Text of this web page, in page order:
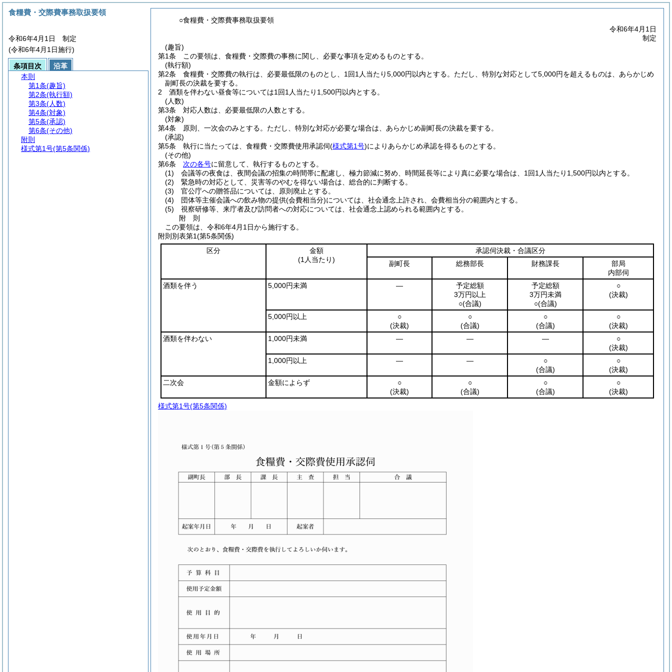
○食糧費・交際費事務取扱要領
令和6年4月1日
制定
(趣旨)
第1条
この要領は、食糧費・交際費の事務に関し、必要な事項を定めるものとする。
(執行額)
第2条
食糧費・交際費の執行は、必要最低限のものとし、1回1人当たり5,000円以内とする。 ただし、特別な対応として5,000円を超えるものは、あらかじめ
副町長の決裁を要する。
2
酒類を伴わない昼食等については1回1人当たり1,500円以内とする。
(人数)
第3条
対応人数は、必要最低限の人数とする。
(対象)
第4条
原則、一次会のみとする。 ただし、特別な対応が必要な場合は、あらかじめ副町長の決裁を要する。
(承認)
第5条
執行に当たっては、食糧費・交際費使用承認伺(様式第1号)によりあらかじめ承認を得るものとする。
(その他)
第6条
次の各号に留意して、執行するものとする。
(1)
会議等の夜食は、夜間会議の招集の時間帯に配慮し、極力節減に努め、時間延長等により真に必要な場合は、1回1人当たり1,500円以内とする。
(2)
緊急時の対応として、災害等のやむを得ない場合は、総合的に判断する。
(3)
官公庁への贈答品については、原則廃止とする。
(4)
団体等主催会議への飲み物の提供(会費相当分)については、社会通念上許され、会費相当分の範囲内とする。
(5)
視察研修等、来庁者及び訪問者への対応については、社会通念上認められる範囲内とする。
附 則
この要領は、令和6年4月1日から施行する。
附則別表第1(第5条関係)
区分
金額
(1人当たり)
承認伺決裁・合議区分
副町長
総務部長 財務課長
部局
内部伺
酒類を伴う
5,000円未満 ―
予定総額
3万円以上
○(合議)
予定総額
3万円未満
○(合議)
○
(決裁)
5,000円以上
○
(決裁)
○
(合議)
○
(合議)
○
(決裁)
酒類を伴わない
1,000円未満 ― ― ―
○
(決裁)
1,000円以上
― ―
○
(合議)
○
(決裁)
二次会
金額によらず
○
(決裁)
○
(合議)
○
(合議)
○
(決裁)
様式第1号(第5条関係)
食糧費・交際費事務取扱要領
令和6年4月1日 制定
(令和6年4月1日施行)
条項目次
沿革
本則
第1条(趣旨)
第2条(執行額)
第3条(人数)
第4条(対象)
第5条(承認)
第6条(その他)
附則
様式第1号(第5条関係)